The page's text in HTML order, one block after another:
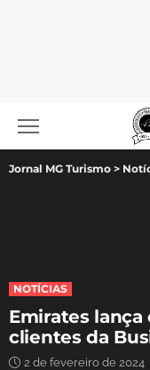
Jornal MG Turismo >
NOTÍCIAS
Emirates
clientes da
2 de fevereiro de 2024